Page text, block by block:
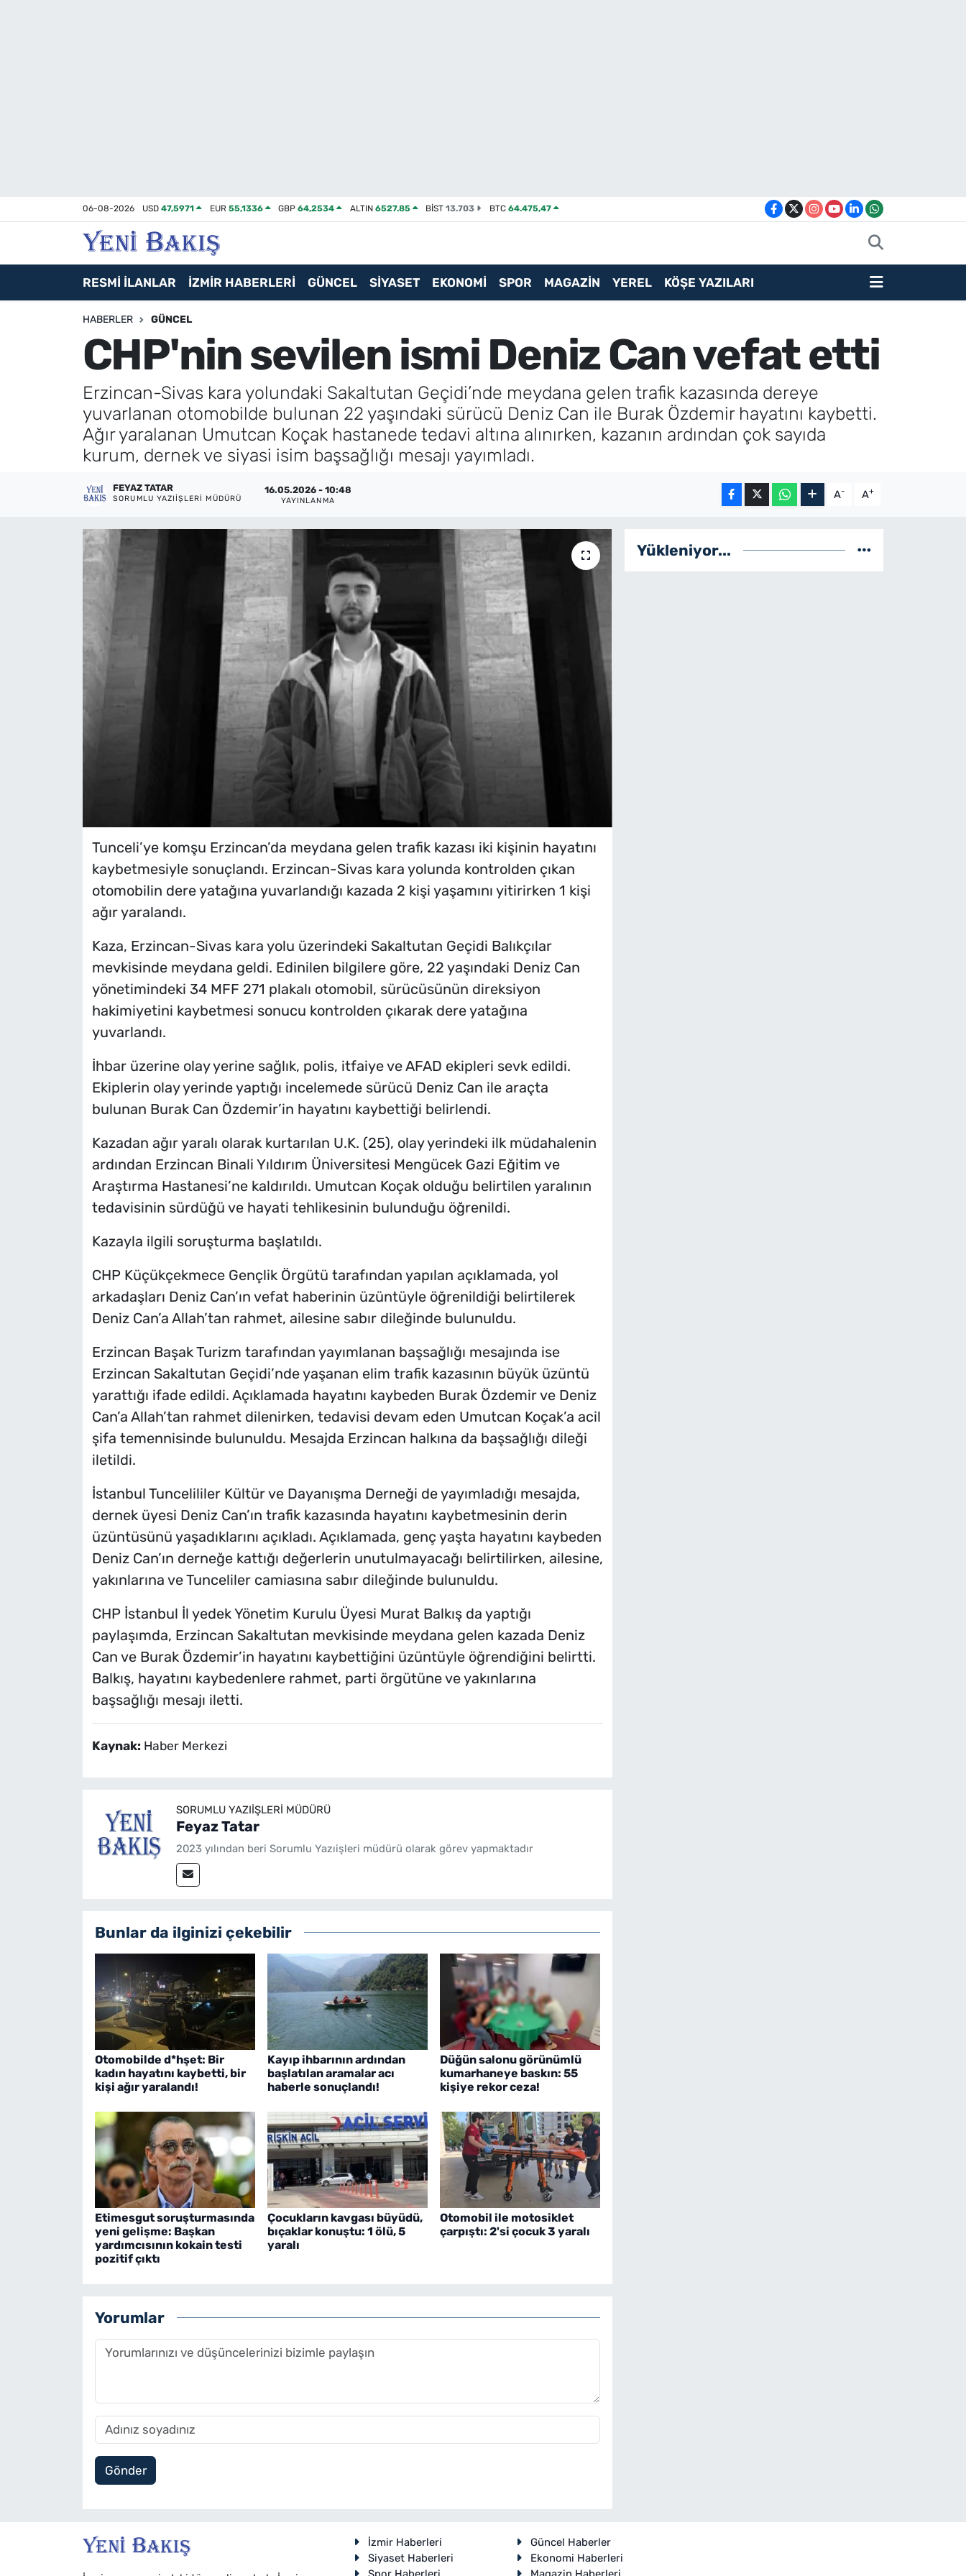
06-08-2026 USD47,5971 EUR 55,1336 GBP64,2534 ALTIN 6527.85 BİST13.703 BTC 64.475,47
RESMİ İLANLAR İZMİR HABERLERİ GÜNCEL SİYASET EKONOMİ SPOR MAGAZİN YEREL KÖŞE YAZILARI
HABERLER GÜNCEL
CHP'nin sevilen ismi Deniz Can vefat etti
Erzincan-Sivas kara yolundaki Sakaltutan Geçidi’nde meydana gelen trafik kazasında dereye
yuvarlanan otomobilde bulunan 22 yaşındaki sürücü Deniz Can ile Burak Özdemir hayatını kaybetti.
Ağır yaralanan Umutcan Koçak hastanede tedavi altına alınırken, kazanın ardından çok sayıda
kurum, dernek ve siyasi isim başsağlığı mesajı yayımladı.
FEYAZ TATAR
SORUMLU YAZIIŞLERI MÜDÜRÜ
16.05.2026 - 10:48
YAYINLANMA A- A+
Tunceli’ye komşu Erzincan’da meydana gelen trafik kazası iki kişinin hayatını
kaybetmesiyle sonuçlandı. Erzincan-Sivas kara yolunda kontrolden çıkan
otomobilin dere yatağına yuvarlandığı kazada 2 kişi yaşamını yitirirken 1 kişi
ağır yaralandı.
Kaza, Erzincan-Sivas kara yolu üzerindeki Sakaltutan Geçidi Balıkçılar
mevkisinde meydana geldi. Edinilen bilgilere göre, 22 yaşındaki Deniz Can
yönetimindeki 34 MFF 271 plakalı otomobil, sürücüsünün direksiyon
hakimiyetini kaybetmesi sonucu kontrolden çıkarak dere yatağına
yuvarlandı.
İhbar üzerine olay yerine sağlık, polis, itfaiye ve AFAD ekipleri sevk edildi.
Ekiplerin olay yerinde yaptığı incelemede sürücü Deniz Can ile araçta
bulunan Burak Can Özdemir’in hayatını kaybettiği belirlendi.
Kazadan ağır yaralı olarak kurtarılan U.K. (25), olay yerindeki ilk müdahalenin
ardından Erzincan Binali Yıldırım Üniversitesi Mengücek Gazi Eğitim ve
Araştırma Hastanesi’ne kaldırıldı. Umutcan Koçak olduğu belirtilen yaralının
tedavisinin sürdüğü ve hayati tehlikesinin bulunduğu öğrenildi.
Kazayla ilgili soruşturma başlatıldı.
CHP Küçükçekmece Gençlik Örgütü tarafından yapılan açıklamada, yol
arkadaşları Deniz Can’ın vefat haberinin üzüntüyle öğrenildiği belirtilerek
Deniz Can’a Allah’tan rahmet, ailesine sabır dileğinde bulunuldu.
Erzincan Başak Turizm tarafından yayımlanan başsağlığı mesajında ise
Erzincan Sakaltutan Geçidi’nde yaşanan elim trafik kazasının büyük üzüntü
yarattığı ifade edildi. Açıklamada hayatını kaybeden Burak Özdemir ve Deniz
Can’a Allah’tan rahmet dilenirken, tedavisi devam eden Umutcan Koçak’a acil
şifa temennisinde bulunuldu. Mesajda Erzincan halkına da başsağlığı dileği
iletildi.
İstanbul Tuncelililer Kültür ve Dayanışma Derneği de yayımladığı mesajda,
dernek üyesi Deniz Can’ın trafik kazasında hayatını kaybetmesinin derin
üzüntüsünü yaşadıklarını açıkladı. Açıklamada, genç yaşta hayatını kaybeden
Deniz Can’ın derneğe kattığı değerlerin unutulmayacağı belirtilirken, ailesine,
yakınlarına ve Tunceliler camiasına sabır dileğinde bulunuldu.
CHP İstanbul İl yedek Yönetim Kurulu Üyesi Murat Balkış da yaptığı
paylaşımda, Erzincan Sakaltutan mevkisinde meydana gelen kazada Deniz
Can ve Burak Özdemir’in hayatını kaybettiğini üzüntüyle öğrendiğini belirtti.
Balkış, hayatını kaybedenlere rahmet, parti örgütüne ve yakınlarına
başsağlığı mesajı iletti.
Kaynak: Haber Merkezi
SORUMLU YAZIIŞLERI MÜDÜRÜ
Feyaz Tatar
2023 yılından beri Sorumlu Yazıişleri müdürü olarak görev yapmaktadır
Bunlar da ilginizi çekebilir
Otomobilde d*hşet: Bir
kadın hayatını kaybetti, bir
kişi ağır yaralandı!
Kayıp ihbarının ardından
başlatılan aramalar acı
haberle sonuçlandı!
Düğün salonu görünümlü
kumarhaneye baskın: 55
kişiye rekor ceza!
Etimesgut soruşturmasında
yeni gelişme: Başkan
yardımcısının kokain testi
pozitif çıktı
Çocukların kavgası büyüdü,
bıçaklar konuştu: 1 ölü, 5
yaralı
Otomobil ile motosiklet
çarpıştı: 2'si çocuk 3 yaralı
Yorumlar
Gönder
Yükleniyor...
İzmir Haberleri
Güncel Haberler
Siyaset Haberleri
Ekonomi Haberleri
Asayiş / Polis-Adliye
Magazin
İletişim